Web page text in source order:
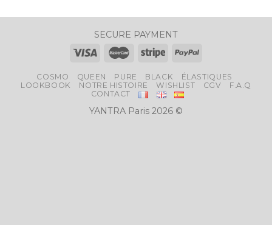
SECURE PAYMENT
COSMO QUEEN PURE BLACK
ÉLASTIQUES
LOOKBOOK
NOTRE HISTOIRE WISHLIST CGV
F.A.Q
CONTACT
YANTRA Paris 2026 ©